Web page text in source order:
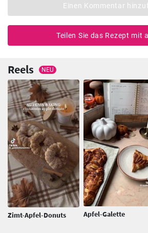
Einen Kommentar
Teilen Sie das Rezept mit
Reels NEU
Zimt-Apfel-Donuts Apfel-Galette